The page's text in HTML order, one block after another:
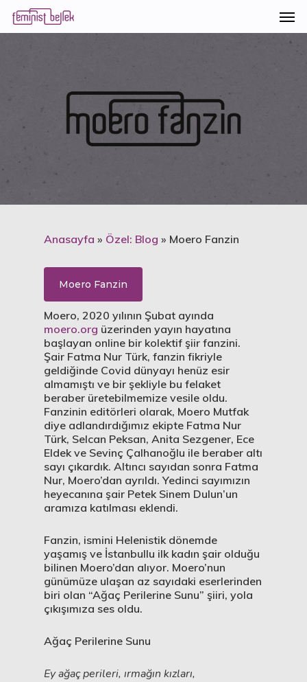
Anasayfa » Özel: Blog » Moero Fanzin
Moero Fanzin
Moero, 2020 yılının Şubat ayında
moero.org üzerinden yayın hayatına
başlayan online bir kolektif şiir fanzini.
Şair Fatma Nur Türk, fanzin fikriyle
geldiğinde Covid dünyayı henüz esir
almamıştı ve bir şekliyle bu felaket
beraber üretebilmemize vesile oldu.
Fanzinin editörleri olarak, Moero Mutfak
diye adlandırdığımız ekipte Fatma Nur
Türk, Selcan Peksan, Anita Sezgener, Ece
Eldek ve Sevinç Çalhanoğlu ile beraber altı
sayı çıkardık. Altıncı sayıdan sonra Fatma
Nur, Moero’dan ayrıldı. Yedinci sayımızın
heyecanına şair Petek Sinem Dulun’un
aramıza katılması eklendi.
Fanzin, ismini Helenistik dönemde
yaşamış ve İstanbullu ilk kadın şair olduğu
bilinen Moero’dan alıyor. Moero’nun
günümüze ulaşan az sayıdaki eserlerinden
biri olan “Ağaç Perilerine Sunu” şiiri, yola
çıkışımıza ses oldu.
Ağaç Perilerine Sunu
Ey ağaç perileri, ırmağın kızları,